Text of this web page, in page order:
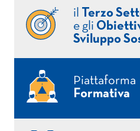
il
Terzo
e gli
Sviluppo
Piattaforma
Formativa